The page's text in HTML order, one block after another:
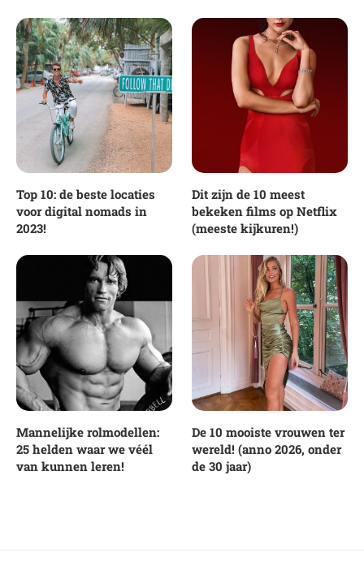
Top 10: de beste locaties
voor digital nomads in
2023!
Dit zijn de 10 meest
bekeken films op Netflix
(meeste kijkuren!)
Mannelijke rolmodellen:
25 helden waar we véél
van kunnen leren!
De 10 mooiste vrouwen ter
wereld! (anno 2026, onder
de 30 jaar)